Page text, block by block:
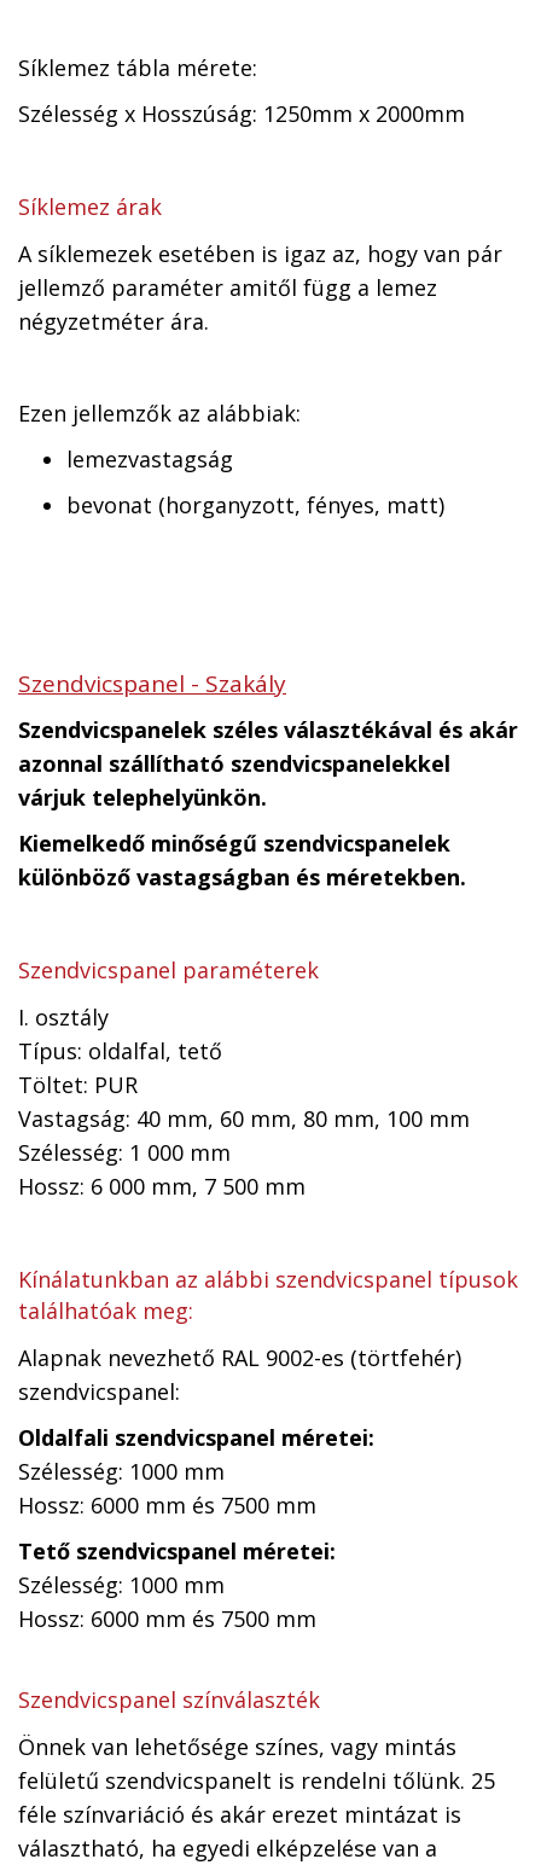
Síklemez tábla mérete:
Szélesség x Hosszúság: 1250mm x 2000mm
Síklemez árak
A síklemezek esetében is igaz az, hogy van pár
jellemző paraméter amitől függ a lemez
négyzetméter ára.
Ezen jellemzők az alábbiak:
lemezvastagság
bevonat (horganyzott, fényes, matt)
Szendvicspanel - Szakály
Szendvicspanelek széles választékával és akár
azonnal szállítható szendvicspanelekkel
várjuk telephelyünkön.
Kiemelkedő minőségű szendvicspanelek
különböző vastagságban és méretekben.
Szendvicspanel paraméterek
I. osztály
Típus: oldalfal, tető
Töltet: PUR
Vastagság: 40 mm, 60 mm, 80 mm, 100 mm
Szélesség: 1 000 mm
Hossz: 6 000 mm, 7 500 mm
Kínálatunkban az alábbi szendvicspanel típusok
találhatóak meg:
Alapnak nevezhető RAL 9002-es (törtfehér)
szendvicspanel:
Oldalfali szendvicspanel méretei:
Szélesség: 1000 mm
Hossz: 6000 mm és 7500 mm
Tető szendvicspanel méretei:
Szélesség: 1000 mm
Hossz: 6000 mm és 7500 mm
Szendvicspanel színválaszték
Önnek van lehetősége színes, vagy mintás
felületű szendvicspanelt is rendelni tőlünk. 25
féle színvariáció és akár erezet mintázat is
választható, ha egyedi elképzelése van a